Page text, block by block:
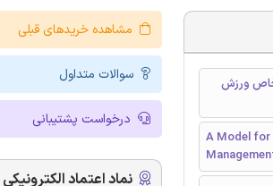
خاص ورزش
A Model
مشاهده خریدهای قبلی
سوالات متداول
درخواست پشتیبانی
نماد اعتماد الکترونیکی